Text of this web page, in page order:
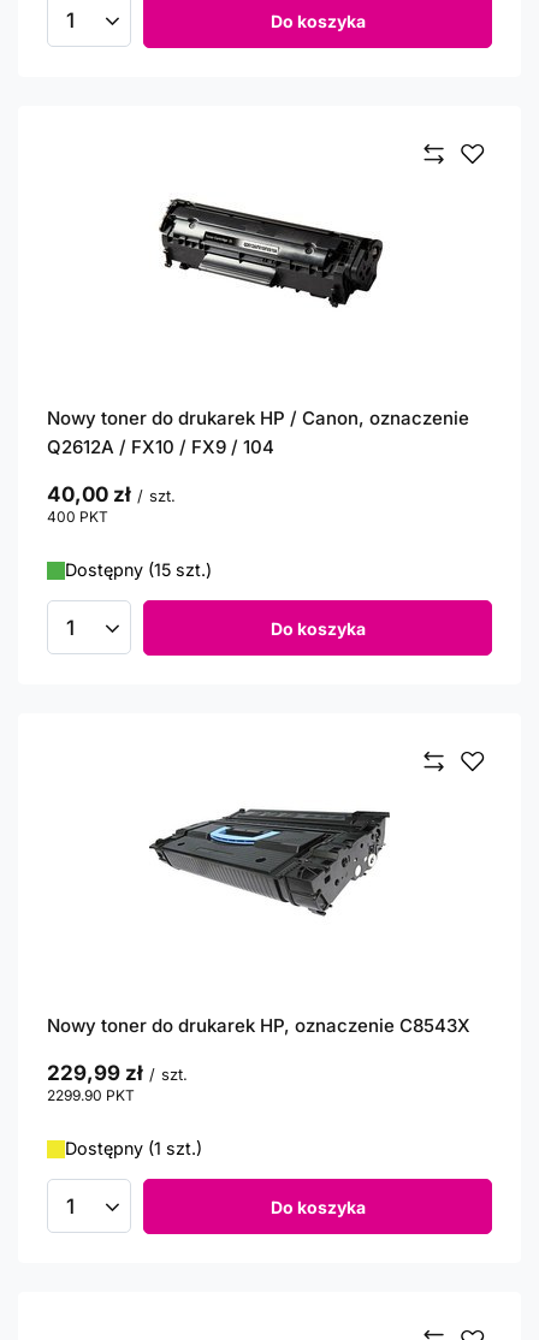
Ilość produktów Do koszyka
Nowy toner do drukarek HP / Canon, oznaczenie
Q2612A / FX10 / FX9 / 104
40,00 zł / szt.
400 PKT
Dostępny (15 szt.)
Ilość produktów Do koszyka
Nowy toner do drukarek HP, oznaczenie C8543X
229,99 zł / szt.
2299.90 PKT
Dostępny (1 szt.)
Ilość produktów Do koszyka